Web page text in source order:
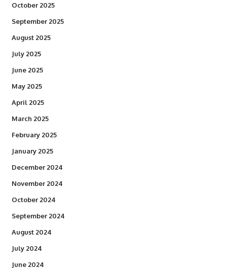
October 2025
September 2025
August 2025
July 2025
June 2025
May 2025
April 2025
March 2025
February 2025
January 2025
December 2024
November 2024
October 2024
September 2024
August 2024
July 2024
June 2024